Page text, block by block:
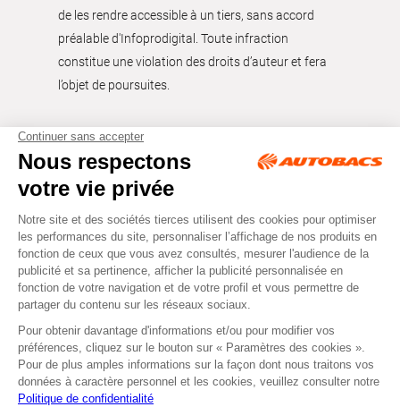
de les rendre accessible à un tiers, sans accord
préalable d'Infoprodigital. Toute infraction
constitue une violation des droits d’auteur et fera
l’objet de poursuites.
Tous droits réservés © Autobacs
Mentions légales RGPD
Cookies CGV